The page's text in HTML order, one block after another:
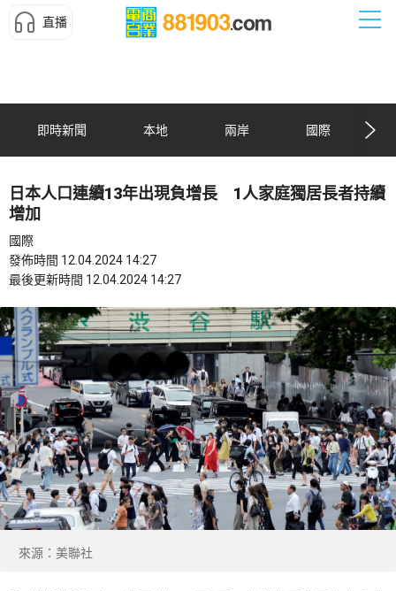
直播
即時新聞 本地 兩岸 國際
日本人口連續13年出現負增長 1人家庭獨居長者持續
增加
國際
發佈時間 12.04.2024 14:27
最後更新時間 12.04.2024 14:27
來源：美聯社